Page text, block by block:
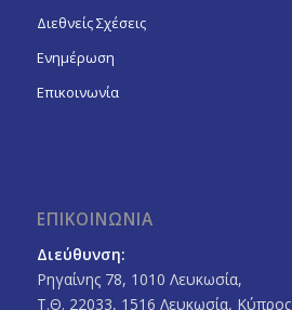
Διεθνείς Σχέσεις
Ενημέρωση
Επικοινωνία
ΕΠΙΚΟΙΝΩΝΙΑ
Διεύθυνση:
Ρηγαίνης 78, 1010 Λευκωσία,
Τ.Θ. 22033, 1516 Λευκωσία, Κύπρος